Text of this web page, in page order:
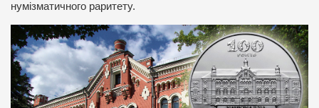
нумізматичного раритету.